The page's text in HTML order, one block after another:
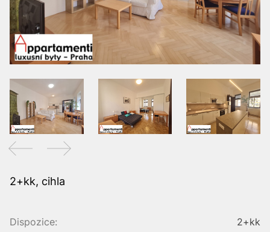
2+kk, cihla
Dispozice: 2+kk